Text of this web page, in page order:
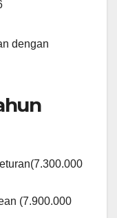
dengan
(7.900.000